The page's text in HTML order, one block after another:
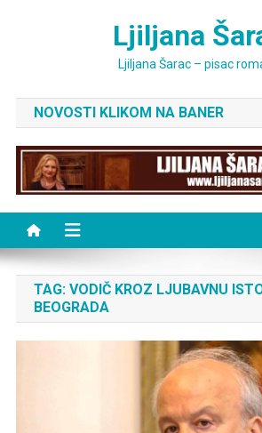
Ljiljana
Ljiljana Šarac – pisac
NOVOSTI KLIKOM NA BANER
TAG: VODIČ KROZ LJUBAVNU
BEOGRADA